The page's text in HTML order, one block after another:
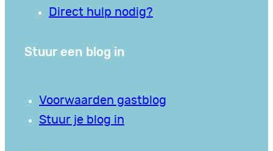
Direct hulp nodig?
Stuur een blog in
Voorwaarden gastblog
Stuur je blog in